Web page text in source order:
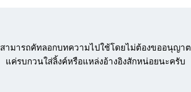
สามารถคัทลอกบทความไปใช้โดยไม่ต้องขออนุญาต
แค่รบกวนใส่ลิ้งค์หรือแหล่งอ้างอิงสักหน่อยนะครับ